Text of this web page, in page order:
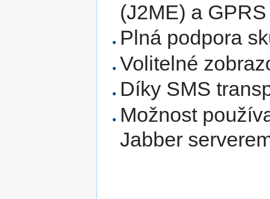
(J2ME) a GPRS
Plná podpora
Volitelné
Díky SMS
Možnost
Jabber